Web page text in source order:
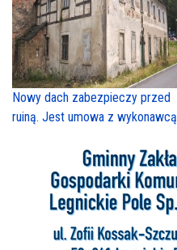
Nowy dach zabezpieczy przed
ruiną. Jest umowa z wykonawcą